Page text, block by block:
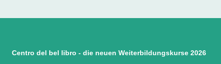
Centro del bel libro - die neuen Weiterbildungskurse 2026